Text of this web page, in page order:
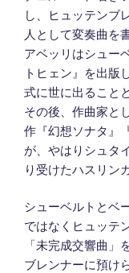
し、ヒュッテンブ
人として変奏曲を
アベッリはシュー
トヒェン』を出版
式に世に出ること
その後、作曲家と
作『幻想ソナタ』
が、やはりシュタ
り受けたハスリン
シューベルトとベ
ではなくヒュッテ
「未完成交響曲」
ブレンナーに預け